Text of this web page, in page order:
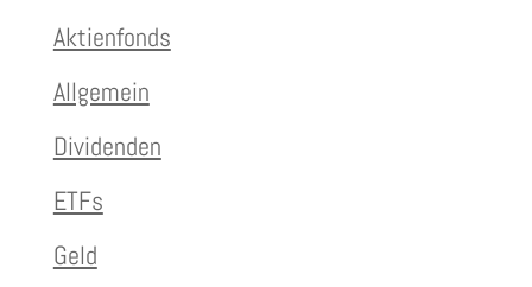
Aktienfonds
Allgemein
Dividenden
ETFs
Geld